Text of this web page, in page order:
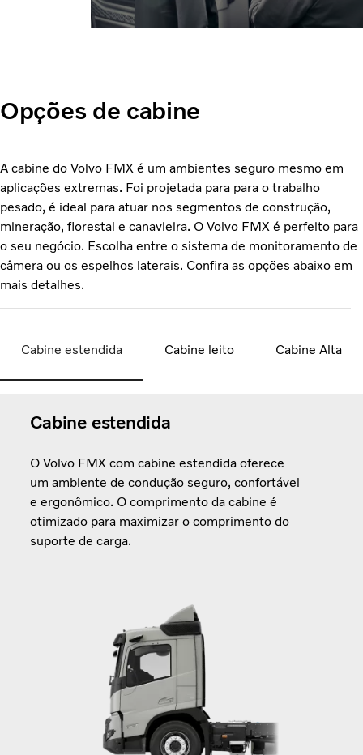
Opções de cabine
A cabine do Volvo FMX é um ambientes seguro mesmo em
aplicações extremas. Foi projetada para para o trabalho
pesado, é ideal para atuar nos segmentos de construção,
mineração, florestal e canavieira. O Volvo FMX é perfeito para
o seu negócio. Escolha entre o sistema de monitoramento de
câmera ou os espelhos laterais. Confira as opções abaixo em
mais detalhes.
Cabine estendida Cabine leito Cabine Alta
Cabine estendida
O Volvo FMX com cabine estendida oferece
um ambiente de condução seguro, confortável
e ergonômico. O comprimento da cabine é
otimizado para maximizar o comprimento do
suporte de carga.